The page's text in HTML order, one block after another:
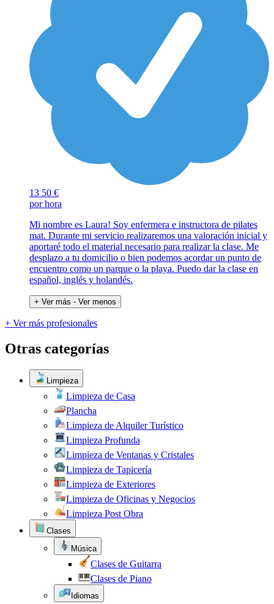
13 50 €
por hora
Mi nombre es Laura! Soy enfermera e instructora de pilates
mat. Durante mi servicio realizaremos una valoración inicial y
aportaré todo el material necesario para realizar la clase. Me
desplazo a tu domicilio o bien podemos acordar un punto de
encuentro como un parque o la playa. Puedo dar la clase en
español, inglés y holandés.
+ Ver más - Ver menos
+ Ver más profesionales
Otras categorías
Limpieza
Limpieza de Casa
Plancha
Limpieza de Alquiler Turístico
Limpieza Profunda
Limpieza de Ventanas y Cristales
Limpieza de Tapicería
Limpieza de Exteriores
Limpieza de Oficinas y Negocios
Limpieza Post Obra
Clases
Música
Clases de Guitarra
Clases de Piano
Idiomas